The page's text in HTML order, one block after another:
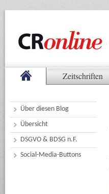
Zeitschriften
Über diesen Blog
Übersicht
DSGVO & BDSG n.F.
Social-Media-Buttons